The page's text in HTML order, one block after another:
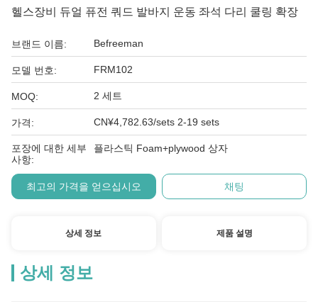
헬스장비 듀얼 퓨전 쿼드 발바지 운동 좌석 다리 쿨링 확장
브랜드 이름: Befreeman
모델 번호: FRM102
MOQ: 2 세트
가격: CN¥4,782.63/sets 2-19 sets
포장에 대한 세부
사항:
플라스틱 Foam+plywood 상자
최고의 가격을 얻으십시오 채팅
상세 정보 제품 설명
상세 정보